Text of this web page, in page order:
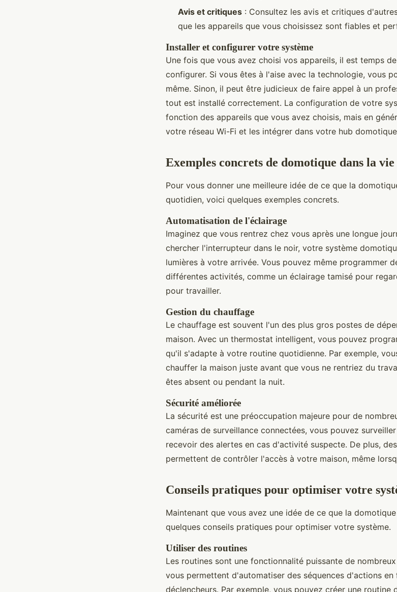
Avis et critiques : Consultez les avis et critiques
que les appareils que vous choisissez sont fiables et
Installer et configurer votre système
Une fois que vous avez choisi vos appareils, il est temps
configurer. Si vous êtes à l'aise avec la technologie, vous
même. Sinon, il peut être judicieux de faire appel à un
tout est installé correctement. La configuration de votre
fonction des appareils que vous avez choisis, mais en
votre réseau Wi-Fi et les intégrer dans votre hub
Exemples concrets de domotique dans la
Pour vous donner une meilleure idée de ce que la
quotidien, voici quelques exemples concrets.
Automatisation de l'éclairage
Imaginez que vous rentrez chez vous après une longue
chercher l'interrupteur dans le noir, votre système
lumières à votre arrivée. Vous pouvez même programmer
différentes activités, comme un éclairage tamisé pour
pour travailler.
Gestion du chauffage
Le chauffage est souvent l'un des plus gros postes de
maison. Avec un thermostat intelligent, vous pouvez
qu'il s'adapte à votre routine quotidienne. Par exemple,
chauffer la maison juste avant que vous ne rentriez du
êtes absent ou pendant la nuit.
Sécurité améliorée
La sécurité est une préoccupation majeure pour de
caméras de surveillance connectées, vous pouvez
recevoir des alertes en cas d'activité suspecte. De plus,
permettent de contrôler l'accès à votre maison, même
Conseils pratiques pour optimiser votre
Maintenant que vous avez une idée de ce que la
quelques conseils pratiques pour optimiser votre système.
Utiliser des routines
Les routines sont une fonctionnalité puissante de
vous permettent d'automatiser des séquences d'actions
déclencheurs. Par exemple, vous pouvez créer une routine